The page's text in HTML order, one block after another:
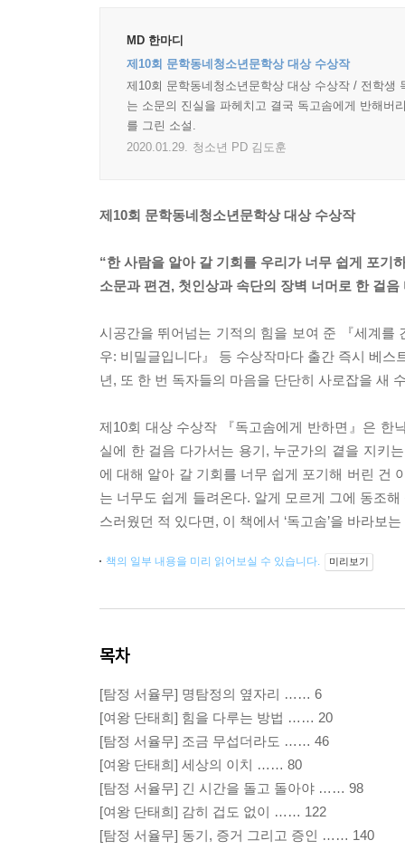
MD 한마디
제10회 문학동네청소년문학상 대상 수상작
제10회 문학동네청소년문학상 대상 수상작 / 전학생
는 소문의 진실을 파헤치고 결국 독고솜에게 반해버
를 그린 소설.
2020.01.29. 청소년 PD 김도훈
제10회 문학동네청소년문학상 대상 수상작
“한 사람을 알아 갈 기회를 우리가 너무 쉽게 포기
소문과 편견, 첫인상과 속단의 장벽 너머로 한 걸
시공간을 뛰어넘는 기적의 힘을 보여 준 『세계를
우: 비밀글입니다』 등 수상작마다 출간 즉시 베스
년, 또 한 번 독자들의 마음을 단단히 사로잡을 새
제10회 대상 수상작 『독고솜에게 반하면』은 한
실에 한 걸음 다가서는 용기, 누군가의 곁을 지키
에 대해 알아 갈 기회를 너무 쉽게 포기해 버린 건
는 너무도 쉽게 들려온다. 알게 모르게 그에 동조
스러웠던 적 있다면, 이 책에서 ‘독고솜’을 바라보
책의 일부 내용을 미리 읽어보실 수 있습니다. 미리보기
목차
[탐정 서율무] 명탐정의 옆자리 …… 6
[여왕 단태희] 힘을 다루는 방법 …… 20
[탐정 서율무] 조금 무섭더라도 …… 46
[여왕 단태희] 세상의 이치 …… 80
[탐정 서율무] 긴 시간을 돌고 돌아야 …… 98
[여왕 단태희] 감히 겁도 없이 …… 122
[탐정 서율무] 동기, 증거 그리고 증인 …… 140